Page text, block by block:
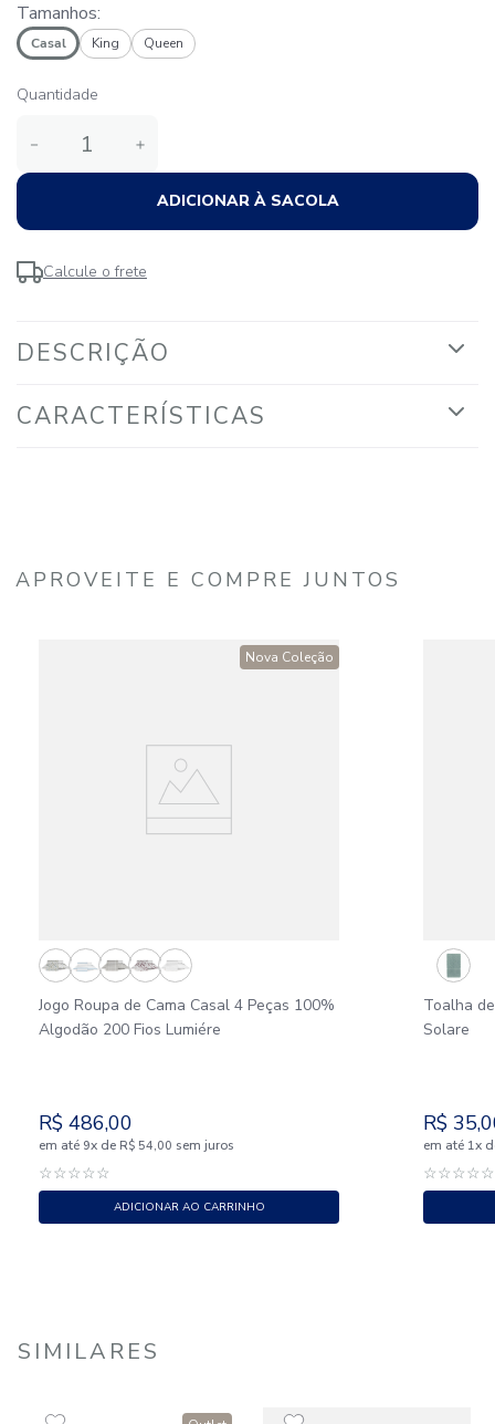
Tamanhos:
Casal King Queen
Quantidade
＋
－
ADICIONAR À SACOLA
Calcule o frete
DESCRIÇÃO
CARACTERÍSTICAS
APROVEITE E COMPRE JUNTOS
Nova Coleção
Jogo Roupa de Cama Casal 4 Peças 100%
Algodão 200 Fios Lumiére
R$ 486,00
em até 9x de R$ 54,00 sem juros
☆☆☆☆☆
ADICIONAR AO CARRINHO
Toalha
Solare
R$ 35,
em até 1x
☆☆☆☆☆
SIMILARES